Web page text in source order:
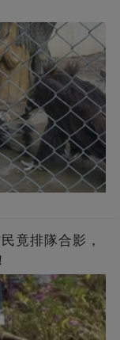
竟排隊合影，